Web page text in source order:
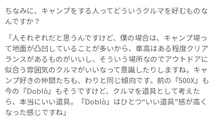
ちなみに、キャンプをする人ってどういうクルマを好むものな
んですか？
「人それぞれだと思うんですけど、僕の場合は、キャンプ場っ
て地面が凸凹していることが多いから、車高はある程度クリア
ランスがあるものがいいし、そういう場所なのでアウトドアに
似合う雰囲気のクルマがいいなって意識したりしますね。キャ
ンプ好きの仲間たちも、わりと同じ傾向です。前の『500X』も
今の『Doblò』もそうですけど、クルマを道具として考えた
ら、本当にいい道具。『Doblò』はひとつ“いい道具”感が高く
なった感じですね」